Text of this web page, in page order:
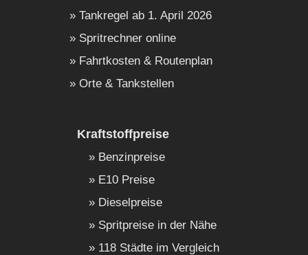
Tankregel ab 1. April 2026
Spritrechner online
Fahrtkosten & Routenplan
Orte & Tankstellen
Kraftstoffpreise
Benzinpreise
E10 Preise
Dieselpreise
Spritpreise in der Nähe
118 Städte im Vergleich